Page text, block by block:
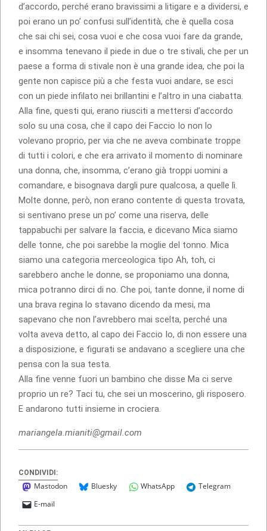
d’accordo, perché erano bravissimi a litigare e a dividersi, e
poi erano un po’ confusi sull’identità, che è quella cosa
che sai chi sei, cosa vuoi e che cosa vuoi fare da grande,
e insomma tenevano il piede in due o tre stivali, che per un
paese a forma di stivale non è una grande idea, che poi la
gente non capisce più a che festa vuoi andare, se esci
con un piede infilato nei brillantini e l’altro in una ciabatta.
Alla fine, questi qui, erano riusciti a mettersi d’accordo
solo su una cosa, che il capo dei Faccio Io non lo
volevano proprio, per via che ne aveva combinate troppe
di tutti i colori, e che era arrivato il momento di nominare
una donna, che, insomma, c’erano già troppi uomini a
comandare, e bisognava dargli pure qualcosa, a quelle lì.
Molte donne, però, non erano contente di questa trovata,
si sentivano prese un po’ come una riserva, delle
tappabuchi per salvare la faccia, e dicevano Mica siamo
delle tonne, che poi sarebbe la moglie del tonno. Mica
siamo una categoria merceologica tipo Ah, toh, ci
sarebbero anche le donne, se proponiamo una donna,
mica potranno dirci di no. Che poi, tante donne, il nome di
una brava regina lo stavano dicendo da mesi, ma
sapevano che non l’avrebbero mai scelta, perché una
volta aveva detto, al capo dei Faccio Io, di non essere una
a disposizione, e figurati se andavano a scegliere una che
pensa con la sua testa.
Alla fine venne fuori un bambino che disse Ma ci serve
proprio un re? Taci tu, che sei un moscerino, gli risposero.
E andarono tutti insieme in crociera.
mariangela.mianiti@gmail.com
CONDIVIDI:
Mastodon Bluesky WhatsApp
Telegram
E-mail